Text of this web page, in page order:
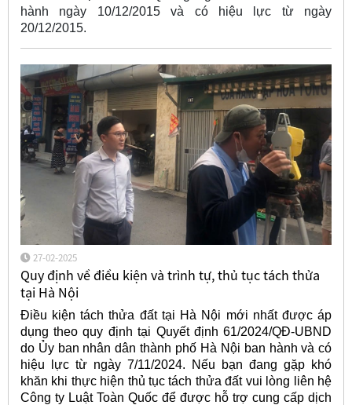
hành ngày 10/12/2015 và có hiệu lực từ ngày
20/12/2015.
27-02-2025
Quy định về điều kiện và trình tự, thủ tục tách thửa
tại Hà Nội
Điều kiện tách thửa đất tại Hà Nội mới nhất được áp
dụng theo quy định tại Quyết định 61/2024/QĐ-UBND
do Ủy ban nhân dân thành phố Hà Nội ban hành và có
hiệu lực từ ngày 7/11/2024. Nếu bạn đang gặp khó
khăn khi thực hiện thủ tục tách thửa đất vui lòng liên hệ
Công ty Luật Toàn Quốc để được hỗ trợ cung cấp dịch